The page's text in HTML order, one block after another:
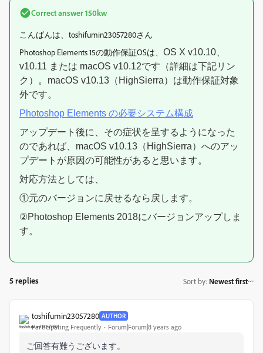
Correct answer150kw
こんばんは、toshifumin23057280さん
Photoshop Elements 15の動作保証OSは、 OS X v10.10、
v10.11 または macOS v10.12です（詳細は下記リン
ク）。 macOS v10.13（HighSierra）は動作保証対象
外です。
Photoshop Elements の必要システム構成
アップデート後に、その症状を呈するようになった
のであれば、 macOS v10.13（HighSierra）へのアッ
プデートが原因の可能性があると思います。
対応方法としては、
①元のバージョンに戻せるなら戻します。
②Photoshop Elements 2018にバージョンアップしま
す。
5 replies Sort by: Newest first
toshifumin23057280 AUTHOR
Participating Frequently Forum|Forum|8 years ago
ご回答有難うございます。